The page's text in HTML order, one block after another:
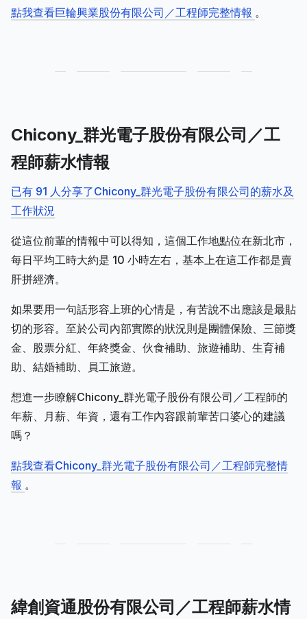
點我查看巨輪興業股份有限公司／工程師完整情報 。
Chicony_群光電子股份有限公司／工
程師薪水情報
已有 91 人分享了Chicony_群光電子股份有限公司的薪水及
工作狀況
從這位前輩的情報中可以得知，這個工作地點位在新北市，
每日平均工時大約是 10 小時左右，基本上在這工作都是賣
肝拼經濟。
如果要用一句話形容上班的心情是，有苦說不出應該是最貼
切的形容。至於公司內部實際的狀況則是團體保險、三節獎
金、股票分紅、年終獎金、伙食補助、旅遊補助、生育補
助、結婚補助、員工旅遊。
想進一步瞭解Chicony_群光電子股份有限公司／工程師的
年薪、月薪、年資，還有工作內容跟前輩苦口婆心的建議
嗎？
點我查看Chicony_群光電子股份有限公司／工程師完整情
報 。
緯創資通股份有限公司／工程師薪水情